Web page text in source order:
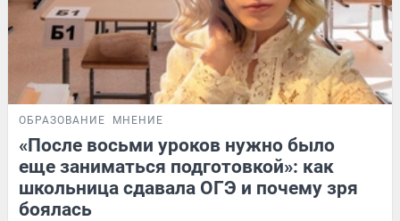
ОБРАЗОВАНИЕ МНЕНИЕ
«После восьми уроков нужно было
еще заниматься подготовкой»: как
школьница сдавала ОГЭ и почему зря
боялась